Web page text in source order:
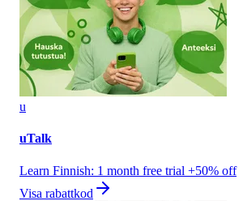
u
uTalk
Learn Finnish: 1 month free trial +50% off
Visa rabattkod